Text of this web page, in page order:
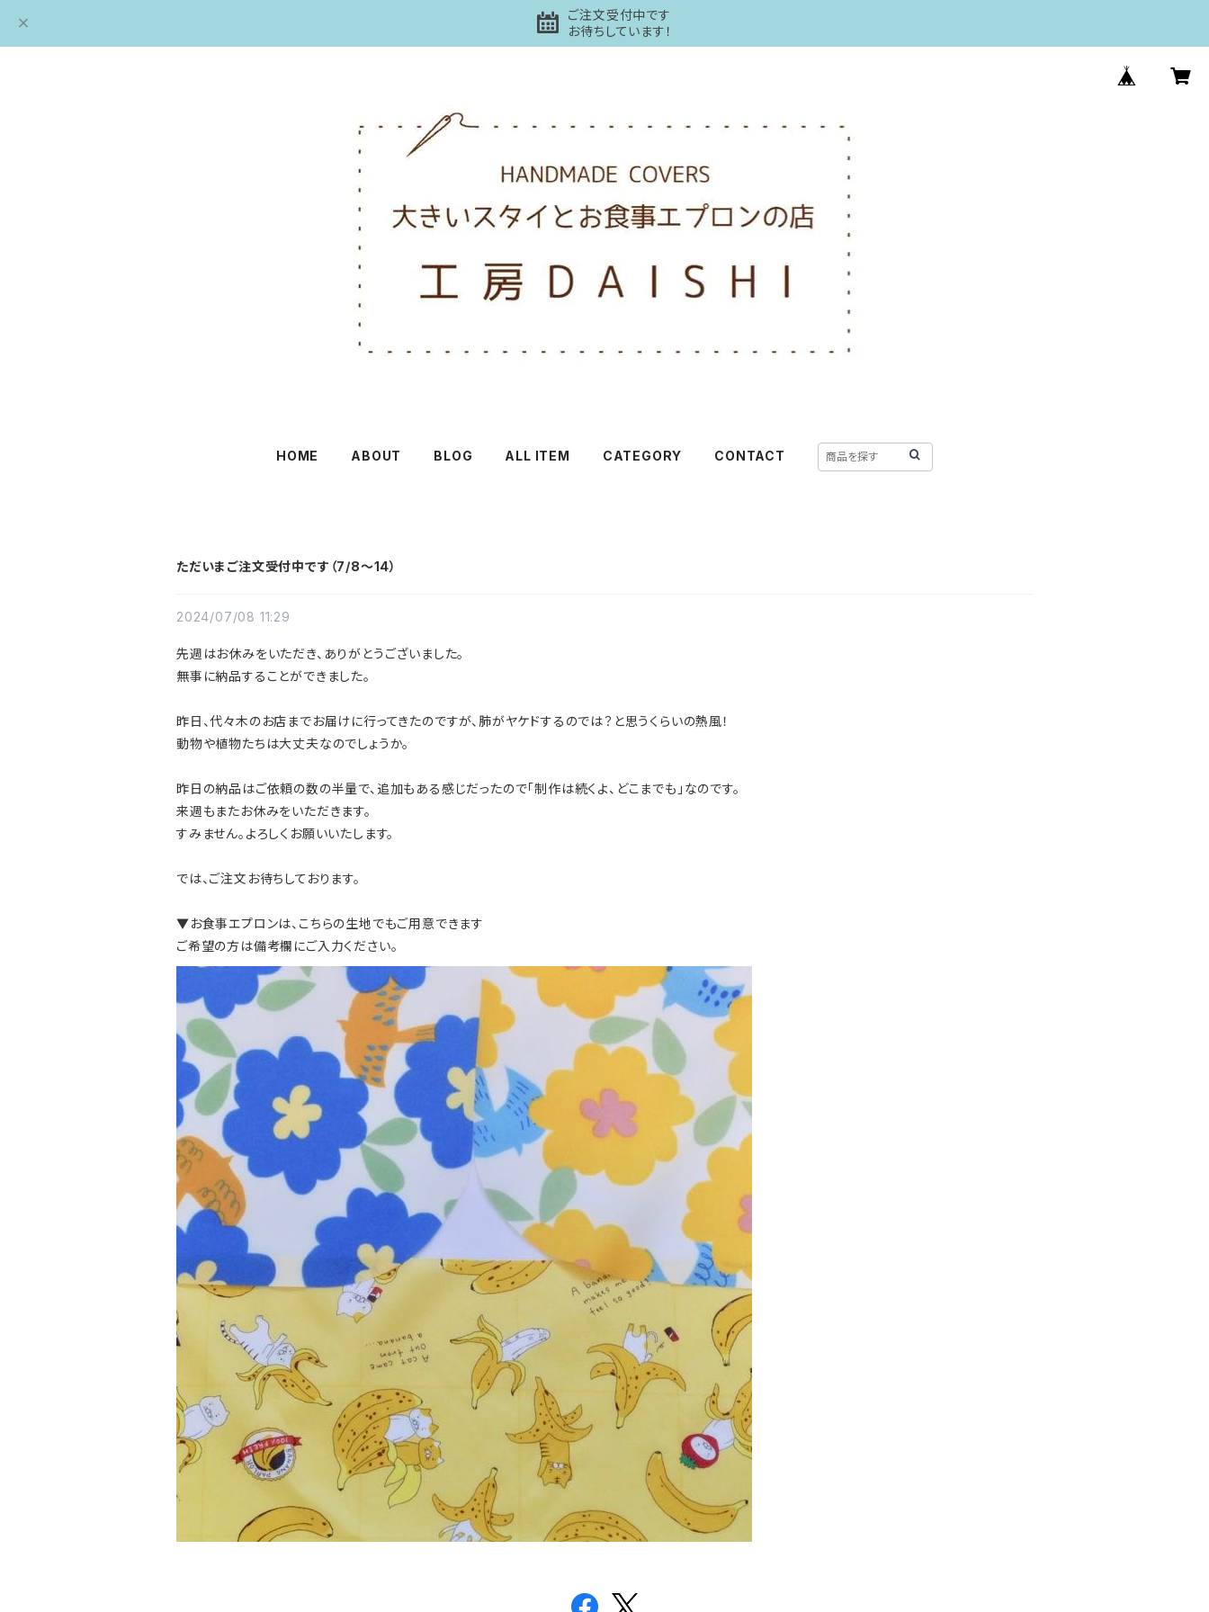
ご注文受付中です
お待ちしています！
HOME ABOUT BLOG ALL ITEM CATEGORY CONTACT
ただいまご注文受付中です（7/8〜14）
2024/07/08 11:29
先週はお休みをいただき、ありがとうございました。
無事に納品することができました。
昨日、代々木のお店までお届けに行ってきたのですが、肺がヤケドするのでは？と思うくらいの熱風！
動物や植物たちは大丈夫なのでしょうか。
昨日の納品はご依頼の数の半量で、追加もある感じだったので「制作は続くよ、どこまでも」なのです。
来週もまたお休みをいただきます。
すみません。よろしくお願いいたします。
では、ご注文お待ちしております。
▼お食事エプロンは、こちらの生地でもご用意できます
ご希望の方は備考欄にご入力ください。